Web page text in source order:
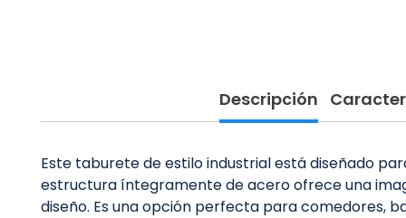
Descripción
Este taburete de estilo industrial está diseñado
estructura íntegramente de acero ofrece una
diseño. Es una opción perfecta para comedores,